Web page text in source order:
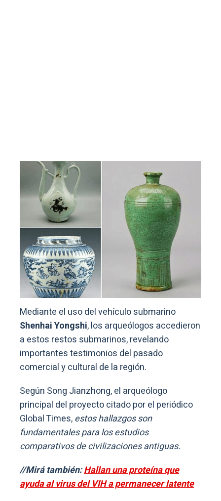
Mediante el uso del vehículo submarino
Shenhai Yongshi, los arqueólogos accedieron
a estos restos submarinos, revelando
importantes testimonios del pasado
comercial y cultural de la región.
Según Song Jianzhong, el arqueólogo
principal del proyecto citado por el periódico
Global Times,estos hallazgos son
fundamentales para los estudios
comparativos de civilizaciones antiguas.
//Mirá también:Hallan una proteína que
ayuda al virus del VIH a permanecer latente